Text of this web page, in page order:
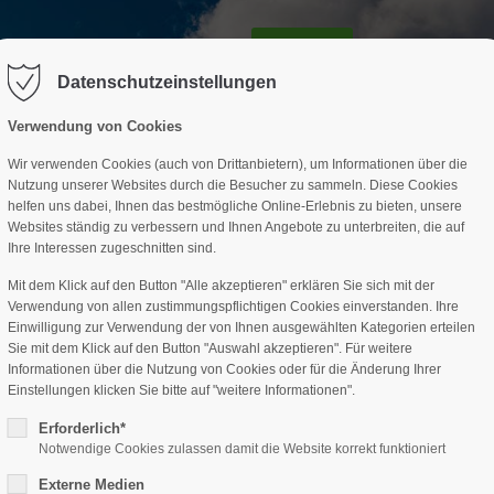
"offcanvas-col2" existiert leider
Der Eintrag "offcanvas-col3"
nicht.
Datenschutzeinstellungen
Verwendung von Cookies
Wir verwenden Cookies (auch von Drittanbietern), um Informationen über die
Nutzung unserer Websites durch die Besucher zu sammeln. Diese Cookies
helfen uns dabei, Ihnen das bestmögliche Online-Erlebnis zu bieten, unsere
Websites ständig zu verbessern und Ihnen Angebote zu unterbreiten, die auf
Ihre Interessen zugeschnitten sind.
Mit dem Klick auf den Button "Alle akzeptieren" erklären Sie sich mit der
Verwendung von allen zustimmungspflichtigen Cookies einverstanden. Ihre
Einwilligung zur Verwendung der von Ihnen ausgewählten Kategorien erteilen
Sie mit dem Klick auf den Button "Auswahl akzeptieren". Für weitere
Informationen über die Nutzung von Cookies oder für die Änderung Ihrer
Einstellungen klicken Sie bitte auf "weitere Informationen".
Erforderlich*
Notwendige Cookies zulassen damit die Website korrekt funktioniert
Externe Medien